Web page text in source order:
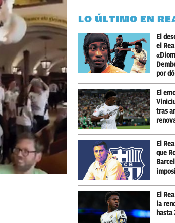
LO ÚLTIMO EN
El
el
por
El
tras
El
que
El
la
hasta